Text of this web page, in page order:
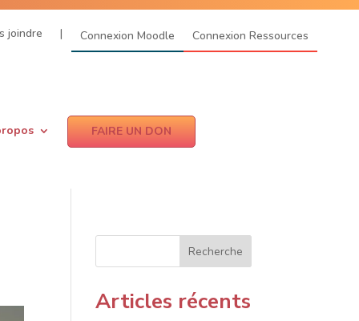
joindre | Connexion Moodle Connexion Ressources
FAIRE UN DON
Recherche
Articles récents